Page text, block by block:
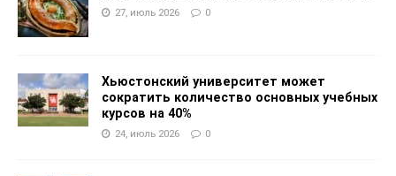
27, июль 2026 0
Хьюстонский университет может
сократить количество основных учебных
курсов на 40%
24, июль 2026 0